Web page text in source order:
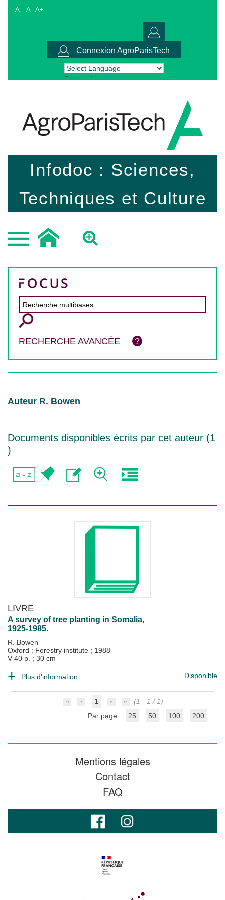
A- A A+
Connexion AgroParisTech
Powered by Translate
Infodoc : Sciences,
Techniques et Culture
RECHERCHE AVANCÉE
Auteur R. Bowen
Documents disponibles écrits par cet auteur (1
)
LIVRE
A survey of tree planting in Somalia,
1925-1985.
R. Bowen
Oxford : Forestry institute ; 1988
V-40 p. ; 30 cm
Plus d'information... Disponible
1
(1 - 1 / 1)
Par page :
25 50 100 200
Mentions légales
Contact
FAQ